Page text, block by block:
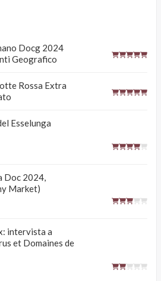
Docg 2024
Geografico
Rossa Extra
Esselunga
Doc 2024,
Market)
intervista a
et Domaines de